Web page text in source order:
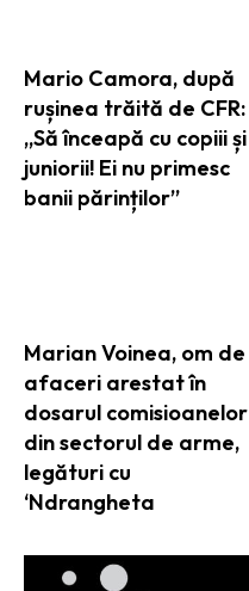
Mario Camora, după
rușinea trăită de CFR:
„Să înceapă cu copiii și
juniorii! Ei nu primesc
banii părinților”
Marian Voinea, om de
afaceri arestat în
dosarul comisioanelor
din sectorul de arme,
legături cu
‘Ndrangheta